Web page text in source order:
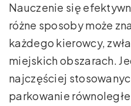
Nauczenie się
różne sposoby może
każdego kierowcy,
miejskich obszarach.
najczęściej
parkowanie